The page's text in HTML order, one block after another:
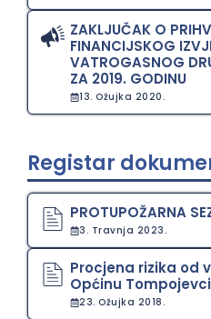
ZAKLJUČAK O
FINANCIJSKOG
VATROGASNOG
ZA 2019. GODINU
13. Ožujka 2020.
Registar
PROTUPOŽARNA
3. Travnja 2023.
Procjena rizika od
Općinu Tompojevci
23. Ožujka 2018.